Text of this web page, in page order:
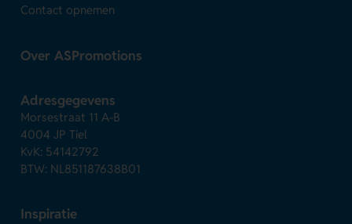
Contact opnemen
Over ASPromotions
Adresgegevens
Morsestraat 11 A-B
4004 JP Tiel
KvK: 54142792
BTW: NL851187638B01
Inspiratie